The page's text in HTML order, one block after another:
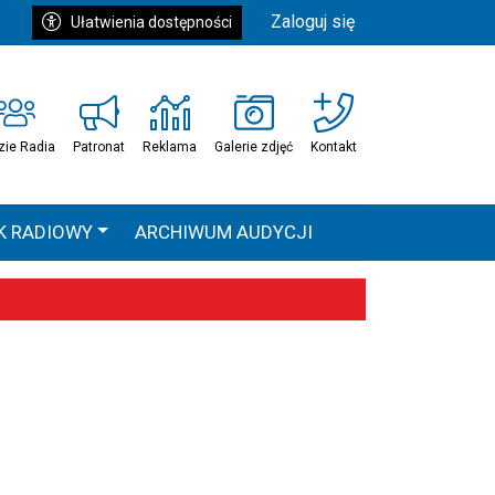
Ułatwienia dostępności Zaloguj się
Radia Patronat Reklama Galerie zdjęć Kontakt
RADIOWY ARCHIWUM AUDYCJI
HEAVEN TOUR